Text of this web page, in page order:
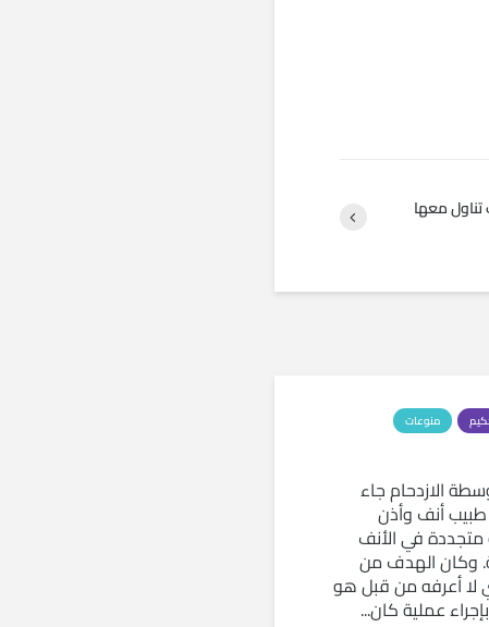
معها
منوعات
الازدحام جاء
أنف وأذن
في الأنف
وكان الهدف من
لا أعرفه من قبل هو
عملية كان...